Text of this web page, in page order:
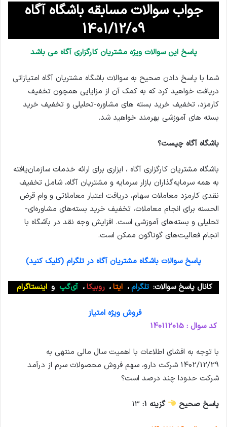
جواب سوالات مسابقه باشگاه آگاه
1401/12/09
پاسخ این سوالات ویژه مشتریان کارگزاری آگاه می باشد
شما با پاسخ دادن صحیح به سوالات باشگاه مشتریان آگاه امتیازاتی
دریافت خواهید کرد که به کمک آن از مزایایی همچون تخفیف
کارمزد، تخفیف خرید بسته های مشاوره-تحلیلی و تخفیف خرید
بسته های آموزشی بهرمند خواهید شد.
باشگاه آگاه چیست؟
باشگاه مشتریان کارگزاری آگاه ، ابزاری برای ارائه خدمات سازمان‌یافته
به همه سرمایه‌گذاران بازار سرمایه و مشتریان آگاه، شامل تخفیف
نقدی کارمزد معاملات سهام، دریافت اعتبار معاملاتی و وام قرض
الحسنه برای انجام معاملات، تخفیف خرید بسته‌های مشاوره‌ای-
تحلیلی و بسته‌های آموزشی است. افزایش وجه نقد در بآشگاه با
انجام فعالیت‌های گوناگون ممکن است.
پاسخ سوالات باشگاه مشتریان آگاه در تلگرام (کلیک کنید)
کانال پاسخ سوالات: تلگرام، ایتا، روبیکا، آی‌گپ و اینستاگرام
فروش ویژه امتیاز
کد سوال : 140112015
با توجه به افشای اطلاعات با اهمیت سال مالی منتهی به
1402/12/29 شرکت دارو، سهم فروش محصولات سرم از درآمد
شرکت حدودا چند درصد است؟
پاسخ صحیح گزینه 1: 13